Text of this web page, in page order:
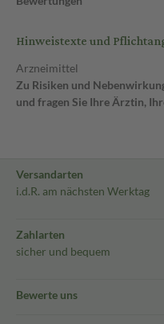
Hinweistexte und
Arzneimittel
Zu Risiken und
und fragen Sie Ihre Ärztin,
Versandarten
i.d.R. am nächsten Werktag
Zahlarten
sicher und bequem
Bewerte uns